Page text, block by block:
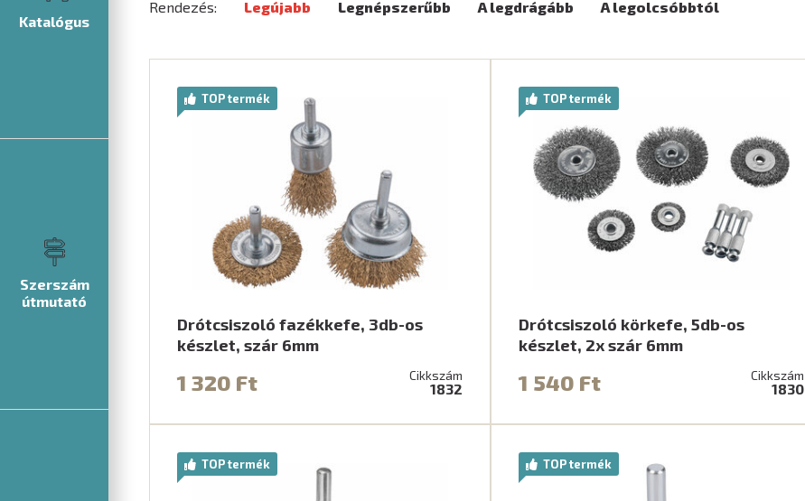
Katalógus
Szerszám
útmutató
Rendezés: Legújabb Legnépszerűbb A legdrágább A legolcsóbbtól
TOP termék
Drótcsiszoló fazékkefe, 3db-os
készlet, szár 6mm
1 320 Ft Cikkszám
1832
TOP termék
Drótcsiszoló körkefe, 5db-os
készlet, 2x szár 6mm
1 540 Ft Cikkszám
1830
TOP termék TOP termék